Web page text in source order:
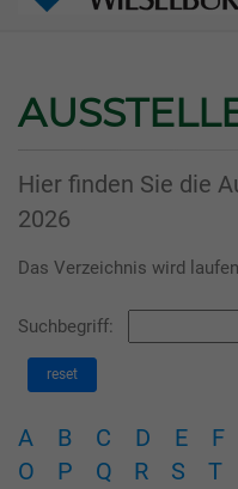
Hier finden Sie die
2026
Das Verzeichnis wird
Suchbegriff:
reset
A B C D E F
O
P Q R S T